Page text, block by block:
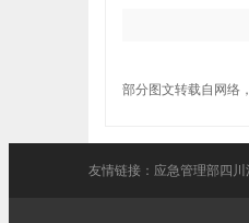
部分图文转载自网络
友情链接： 应急管理部四